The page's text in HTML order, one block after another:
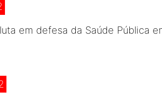
em defesa da Saúde Pública